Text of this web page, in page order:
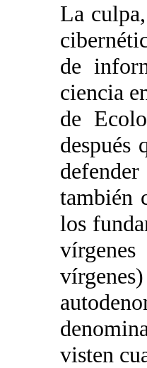
La
de
ciencia
de
después
también
los
visten